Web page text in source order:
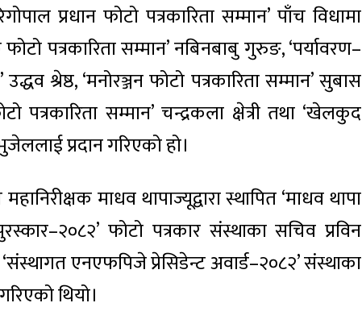
प्रधान फोटो पत्रकारिता सम्मान’ पाँच विधामा
पत्रकारिता सम्मान’ नबिनबाबु गुरुङ, ‘पर्यावरण–
श्रेष्ठ, ‘मनोरञ्जन फोटो पत्रकारिता सम्मान’ सुबास
पत्रकारिता सम्मान’ चन्द्रकला क्षेत्री तथा ‘खेलकुद
प्रदान गरिएको हो।
माधव थापाज्यूद्वारा स्थापित ‘माधव थापा
फोटो पत्रकार संस्थाका सचिव प्रविन
एनएफपिजे प्रेसिडेन्ट अवार्ड–२०८२’ संस्थाका
थियो।